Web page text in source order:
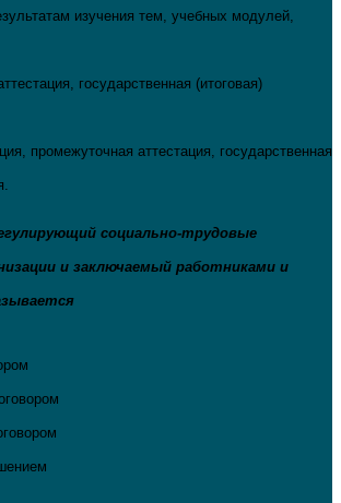
изучения тем, учебных модулей,
государственная (итоговая)
промежуточная аттестация, государственная
социально-трудовые
и заключаемый работниками и